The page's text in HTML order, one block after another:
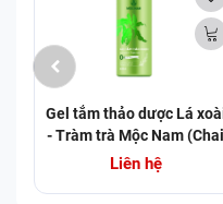
Gel tắm thảo dược Lá
- Tràm trà Mộc Nam (Chai
425ml) (Chai)
Liên hệ